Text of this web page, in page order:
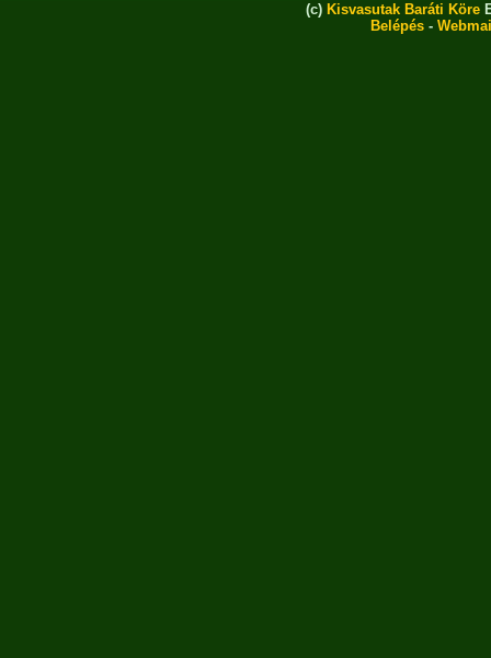
(c) Kisvasutak Baráti Köre
Belépés -